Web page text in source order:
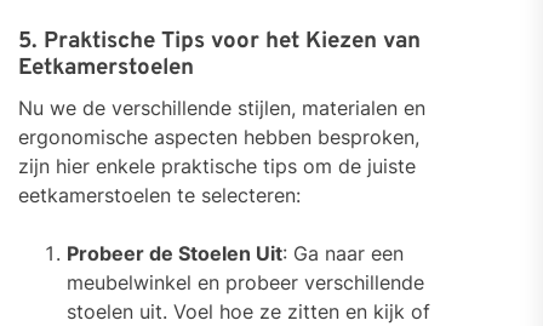
5. Praktische Tips voor het Kiezen van
Eetkamerstoelen
Nu we de verschillende stijlen, materialen en
ergonomische aspecten hebben besproken,
zijn hier enkele praktische tips om de juiste
eetkamerstoelen te selecteren:
Probeer de Stoelen Uit: Ga naar een
meubelwinkel en probeer verschillende
stoelen uit. Voel hoe ze zitten en kijk of